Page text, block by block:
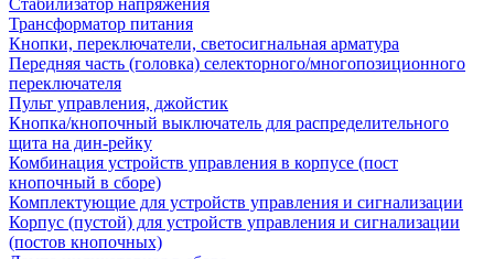
Стабилизатор напряжения
Трансформатор питания
Кнопки, переключатели, светосигнальная арматура
Передняя часть (головка) селекторного/многопозиционного
переключателя
Пульт управления, джойстик
Кнопка/кнопочный выключатель для распределительного
щита на дин-рейку
Комбинация устройств управления в корпусе (пост
кнопочный в сборе)
Комплектующие для устройств управления и сигнализации
Корпус (пустой) для устройств управления и сигнализации
(постов кнопочных)